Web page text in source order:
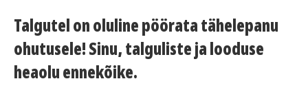
Talgutel on oluline pöörata tähelepanu
ohutusele! Sinu, talguliste ja looduse
heaolu ennekõike.